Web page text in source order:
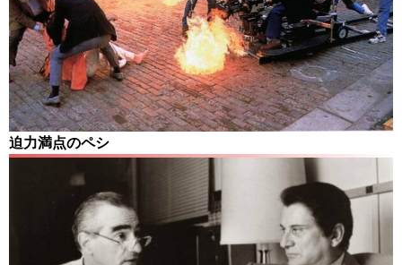
迫力満点のペシ